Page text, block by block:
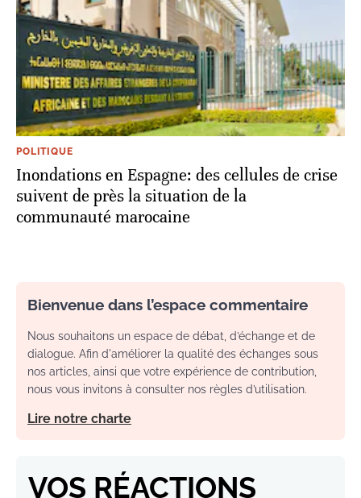
POLITIQUE
Inondations en Espagne: des cellules de crise
suivent de près la situation de la
communauté marocaine
Bienvenue dans l’espace commentaire
Nous souhaitons un espace de débat, d’échange et de
dialogue. Afin d'améliorer la qualité des échanges sous
nos articles, ainsi que votre expérience de contribution,
nous vous invitons à consulter nos règles d’utilisation.
Lire notre charte
VOS RÉACTIONS